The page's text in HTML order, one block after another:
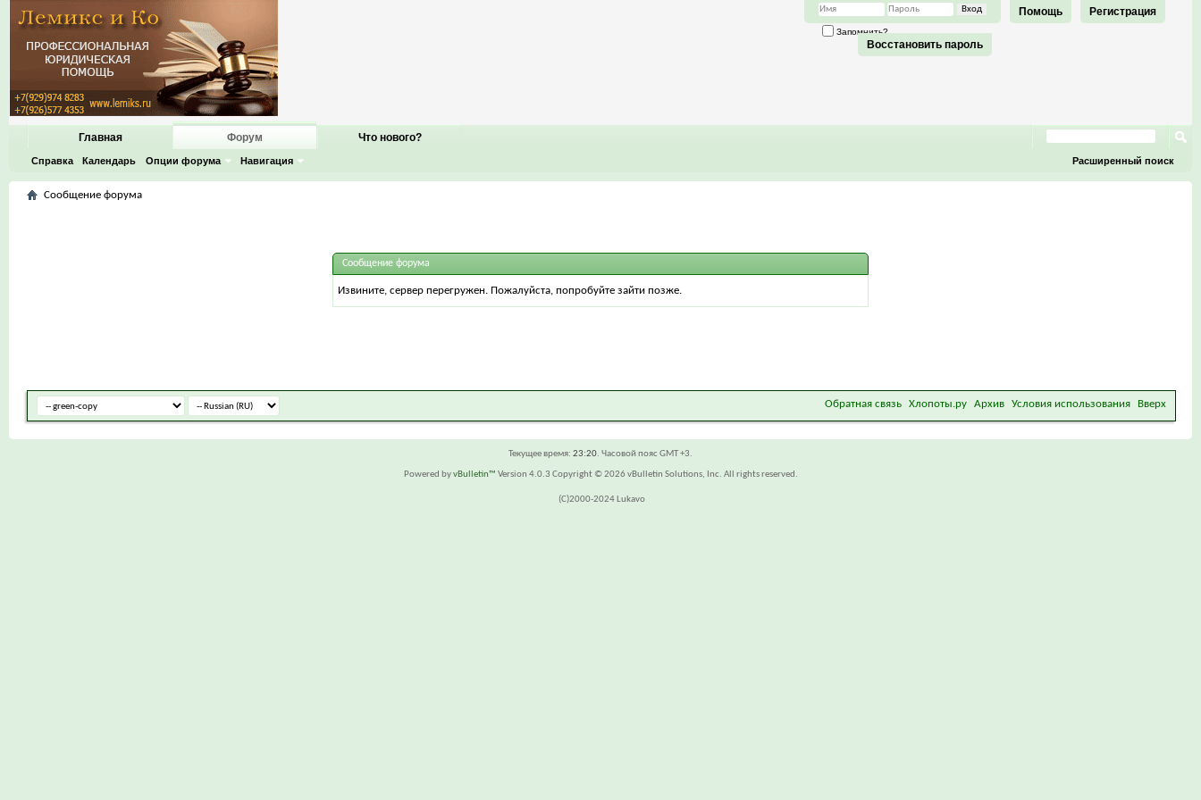
Регистрация
Помощь
Запомнить?
Восстановить пароль
Главная Форум
Справка Календарь Опции форума Навигация
Что нового?
Расширенный поиск
Сообщение форума
Сообщение форума
Извините, сервер перегружен. Пожалуйста, попробуйте зайти позже.
Обратная связь Хлопоты.ру Архив Условия использования Вверх
Текущее время: 23:20. Часовой пояс GMT +3.
Powered byvBulletin™ Version 4.0.3 Copyright © 2026 vBulletin Solutions, Inc. All rights reserved.
(C)2000-2024 Lukavo